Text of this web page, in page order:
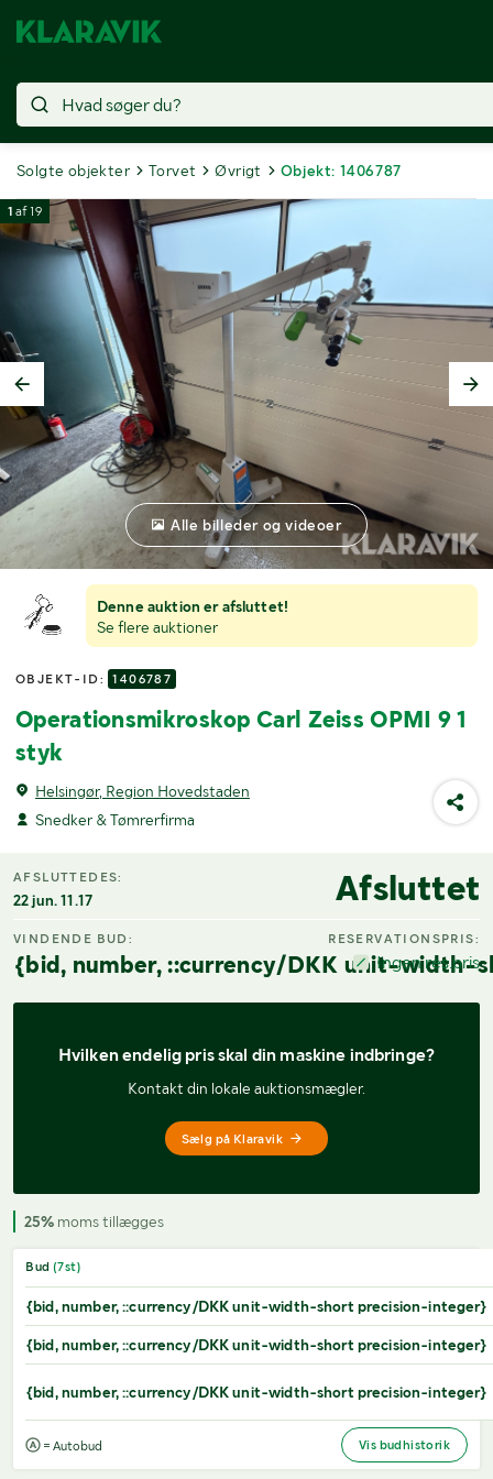
Solgte objekter Torvet Øvrigt Objekt: 1406787
Denne auktion er afsluttet!
Se flere auktioner
OBJEKT-ID: 1406787
Operationsmikroskop Carl Zeiss OPMI 9 1
styk
Helsingør, Region Hovedstaden
Snedker & Tømrerfirma
1 af19
Alle billeder og videoer
AFSLUTTEDES:
22 jun. 11.17 Afsluttet
VINDENDE BUD:
{bid, number, ::currency/DKK unit-width-
RESERVATIONSPRIS:
Ingen res.pris
Hvilken endelig pris skal din maskine indbringe?
Kontakt din lokale auktionsmægler.
Sælg på Klaravik
25% moms tillægges
Bud (7st)
{bid, number, ::currency/DKK unit-width-short precision-integer}
{bid, number, ::currency/DKK unit-width-short precision-integer}
{bid, number, ::currency/DKK unit-width-short precision-integer}
= Autobud Vis budhistorik